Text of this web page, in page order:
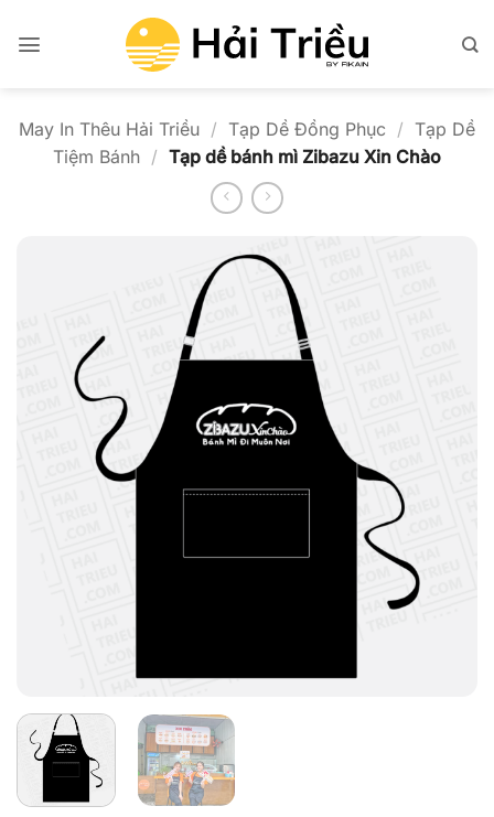
qua
May In Thêu Hải Triều / Tạp Dề Đồng Phục / Tạp Dề
Tiệm Bánh / Tạp dề bánh mì Zibazu Xin Chào